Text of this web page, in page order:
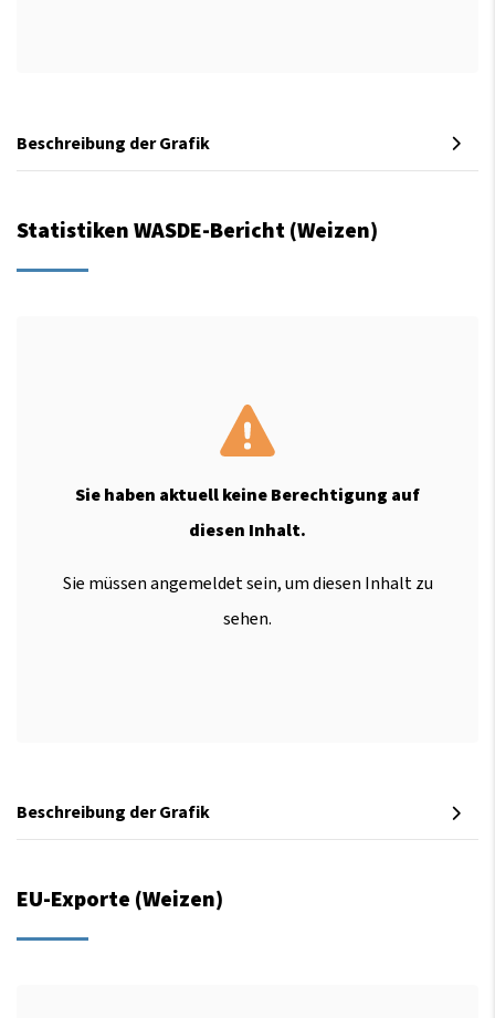
Beschreibung der Grafik
Statistiken WASDE-Bericht (Weizen)
Sie haben aktuell keine Berechtigung auf
diesen Inhalt.
Sie müssen angemeldet sein, um diesen Inhalt zu
sehen.
Beschreibung der Grafik
EU-Exporte (Weizen)